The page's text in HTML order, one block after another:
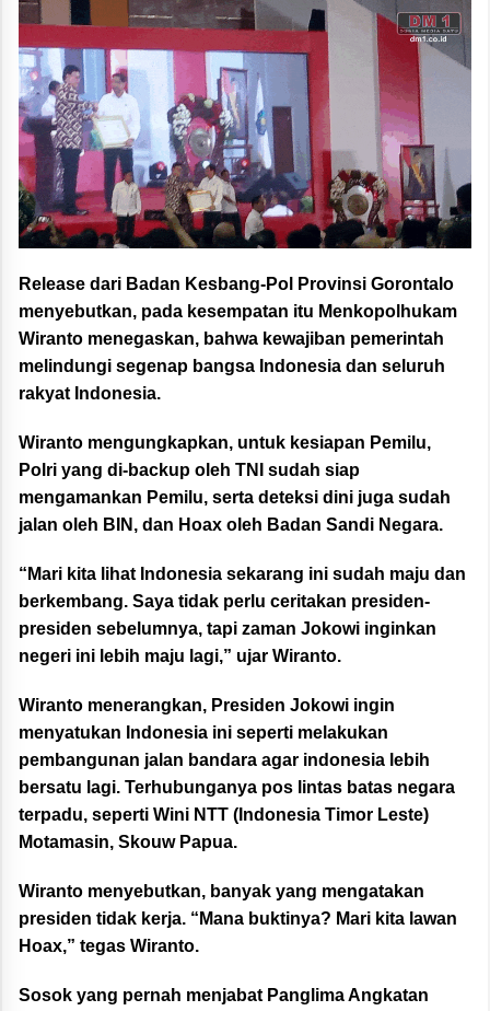
Release dari Badan Kesbang-Pol Provinsi Gorontalo
menyebutkan, pada kesempatan itu Menkopolhukam
Wiranto menegaskan, bahwa kewajiban pemerintah
melindungi segenap bangsa Indonesia dan seluruh
rakyat Indonesia.
Wiranto mengungkapkan, untuk kesiapan Pemilu,
Polri yang di-backup oleh TNI sudah siap
mengamankan Pemilu, serta deteksi dini juga sudah
jalan oleh BIN, dan Hoax oleh Badan Sandi Negara.
“Mari kita lihat Indonesia sekarang ini sudah maju dan
berkembang. Saya tidak perlu ceritakan presiden-
presiden sebelumnya, tapi zaman Jokowi inginkan
negeri ini lebih maju lagi,” ujar Wiranto.
Wiranto menerangkan, Presiden Jokowi ingin
menyatukan Indonesia ini seperti melakukan
pembangunan jalan bandara agar indonesia lebih
bersatu lagi. Terhubunganya pos lintas batas negara
terpadu, seperti Wini NTT (Indonesia Timor Leste)
Motamasin, Skouw Papua.
Wiranto menyebutkan, banyak yang mengatakan
presiden tidak kerja. “Mana buktinya? Mari kita lawan
Hoax,” tegas Wiranto.
Sosok yang pernah menjabat Panglima Angkatan